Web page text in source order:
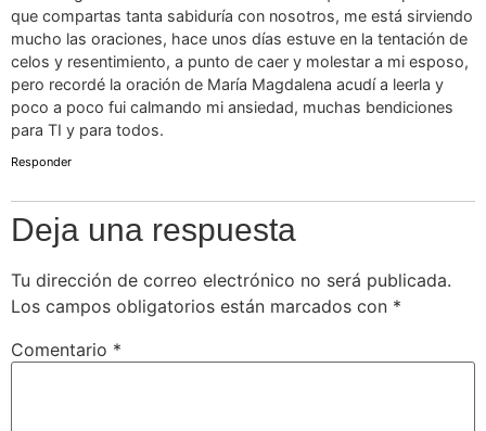
que compartas tanta sabiduría con nosotros, me está sirviendo
mucho las oraciones, hace unos días estuve en la tentación de
celos y resentimiento, a punto de caer y molestar a mi esposo,
pero recordé la oración de María Magdalena acudí a leerla y
poco a poco fui calmando mi ansiedad, muchas bendiciones
para TI y para todos.
Responder
Deja una respuesta
Tu dirección de correo electrónico no será publicada.
Los campos obligatorios están marcados con *
Comentario *